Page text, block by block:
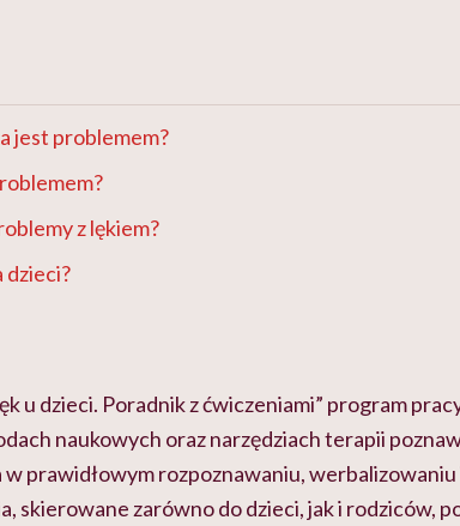
jest problemem?
z lękiem?
dzieci?
u dzieci. Poradnik z ćwiczeniami” program
naukowych oraz narzędziach terapii
prawidłowym rozpoznawaniu, werbalizowaniu
skierowane zarówno do dzieci, jak i rodziców,